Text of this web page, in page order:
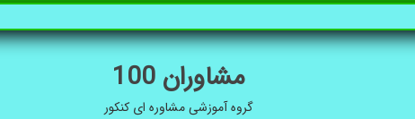
مشاوران 100
گروه آموزشی مشاوره ای کنکور